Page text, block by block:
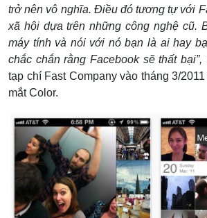
trở nên vô nghĩa. Điều đó tương tự với
xã hội dựa trên những công nghệ cũ.
máy tính và nói với nó bạn là ai hay
chắc chắn rằng Facebook sẽ thất bại”,
tạp chí Fast Company vào tháng 3/
mắt Color.